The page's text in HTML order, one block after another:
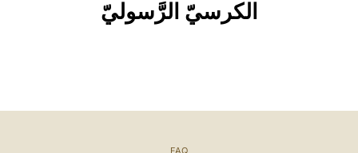
الكرسيّ الرَّسوليّ
FAQ